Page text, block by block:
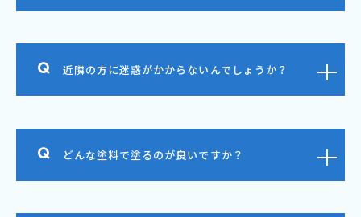
近隣の方に迷惑がかからないんでしょうか？
どんな塗料で塗るのが良いですか？